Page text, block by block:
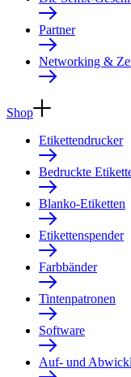
Partner
Networking &
Shop
Etikettendrucker
Bedruckte
Blanko-Etiketten
Etikettenspender
Farbbänder
Tintenpatronen
Software
Auf- und